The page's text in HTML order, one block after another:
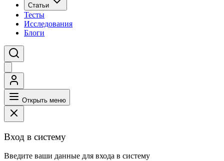
Статьи
Тесты
Исследования
Блоги
Открыть меню
Вход в систему
Введите ваши данные для входа в систему